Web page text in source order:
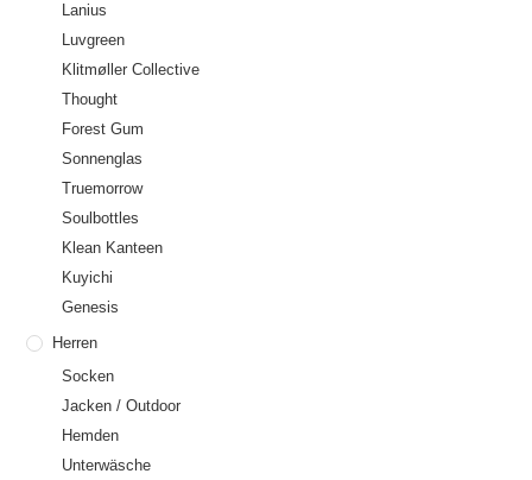
Lanius
Luvgreen
Klitmøller Collective
Thought
Forest Gum
Sonnenglas
Truemorrow
Soulbottles
Klean Kanteen
Kuyichi
Genesis
Herren
Socken
Jacken / Outdoor
Hemden
Unterwäsche